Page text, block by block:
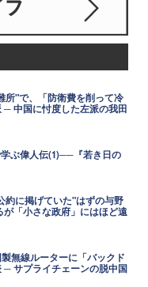
所"で、「防衛費を削って冷
中国に忖度した左派の我田
学ぶ偉人伝(1)──『若き日の
約に掲げていた"はずの与野
「小さな政府」にはほど遠
無線ルーターに「バックド
─ サプライチェーンの脱中国